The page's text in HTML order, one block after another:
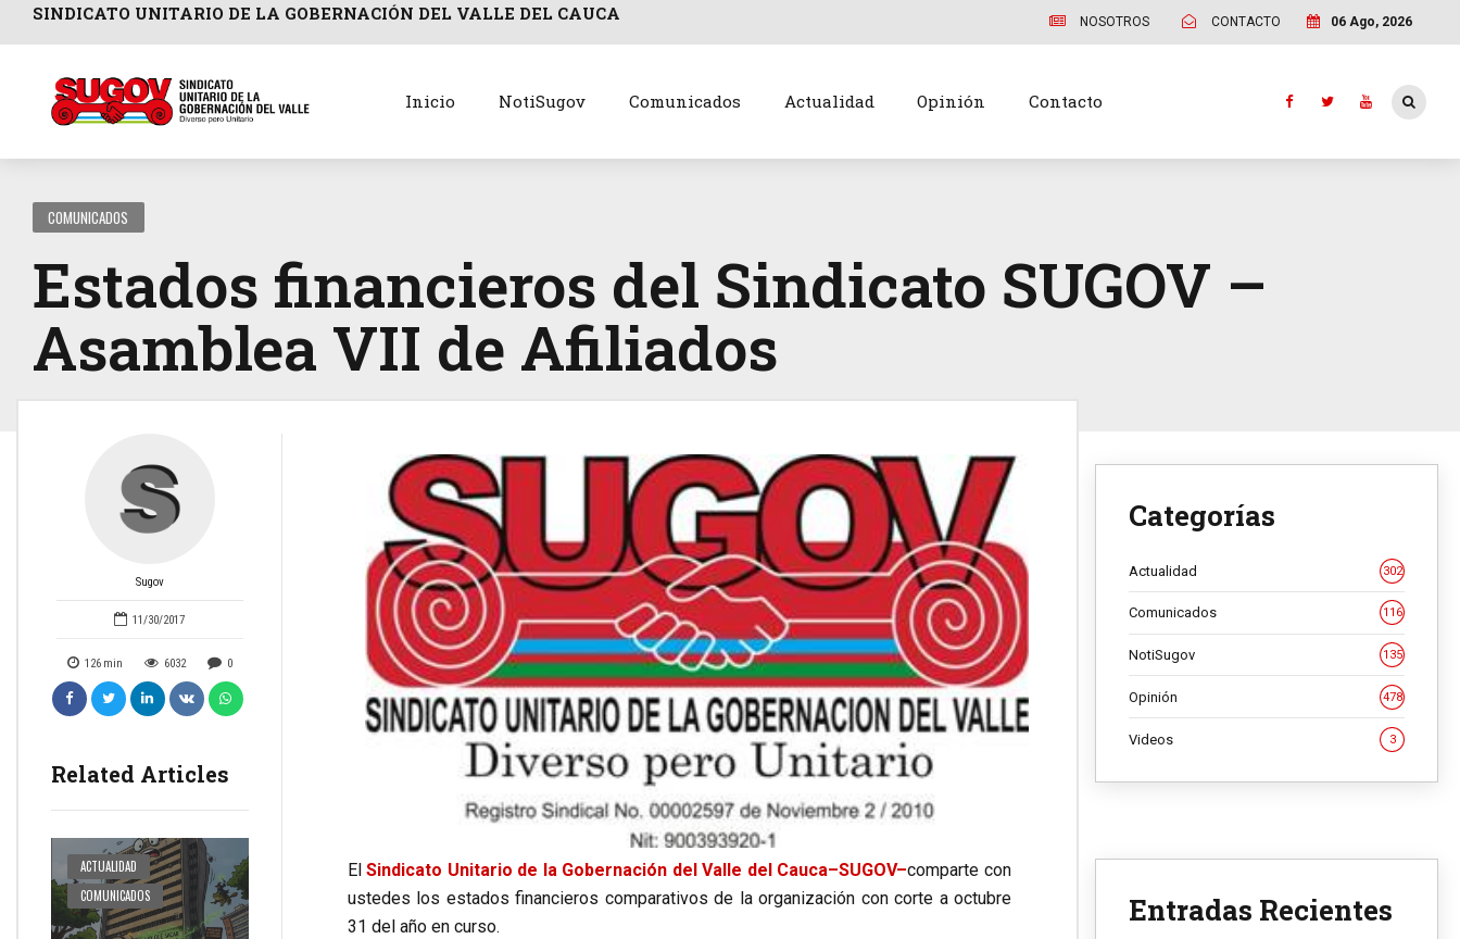
SINDICATO UNITARIO DE LA GOBERNACIÓN DEL VALLE DEL CAUCA NOSOTROS CONTACTO 06 Ago, 2026
Inicio NotiSugov Comunicados Actualidad Opinión Contacto
COMUNICADOS
Estados financieros del Sindicato SUGOV –
Asamblea VII de Afiliados
Sugov
11/30/2017
126 min 6032 0
Related Articles
ACTUALIDAD
COMUNICADOS
ElSindicato Unitario de la Gobernación del Valle del Cauca–SUGOV–comparte con
ustedes los estados financieros comparativos de la organización con corte a octubre
31 del año en curso.
Categorías
Actualidad 302
Comunicados 116
NotiSugov 135
Opinión 478
Videos 3
Entradas Recientes